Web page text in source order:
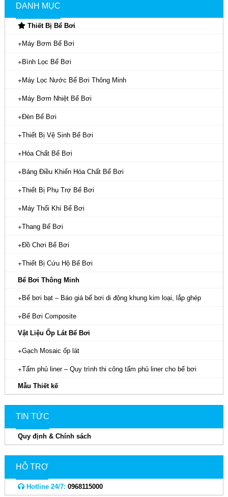
DANH MỤC
Thiết Bị Bể Bơi
Máy Bơm Bể Bơi
Bình Lọc Bể Bơi
Máy Lọc Nước Bể Bơi Thông Minh
Máy Bơm Nhiệt Bể Bơi
Đèn Bể Bơi
Thiết Bị Vệ Sinh Bể Bơi
Hóa Chất Bể Bơi
Bảng Điều Khiển Hóa Chất Bể Bơi
Thiết Bị Phụ Trợ Bể Bơi
Máy Thổi Khí Bể Bơi
Thang Bể Bơi
Đồ Chơi Bể Bơi
Thiết Bị Cứu Hộ Bể Bơi
Bể Bơi Thông Minh
Bể bơi bạt – Báo giá bể bơi di động khung kim loại, lắp ghép
Bể Bơi Composite
Vật Liệu Ốp Lát Bể Bơi
Gạch Mosaic ốp lát
Tấm phủ liner – Quy trình thi công tấm phủ liner cho bể bơi
Mẫu Thiết kế
TIN TỨC
Quy định & Chính sách
HỖ TRỢ
Hotline 24/7: 0968115000